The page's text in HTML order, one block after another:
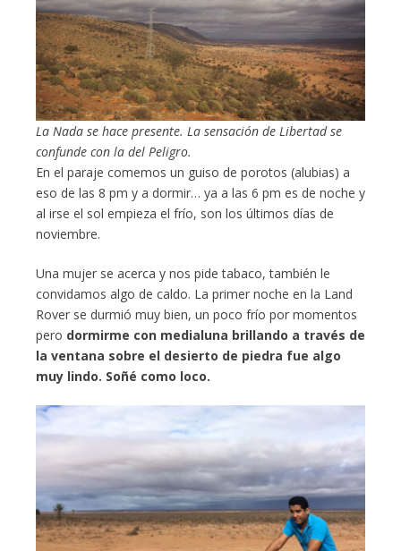
La Nada se hace presente. La sensación de Libertad se
confunde con la del Peligro.
En el paraje comemos un guiso de porotos (alubias) a
eso de las 8 pm y a dormir… ya a las 6 pm es de noche y
al irse el sol empieza el frío, son los últimos días de
noviembre.
Una mujer se acerca y nos pide tabaco, también le
convidamos algo de caldo. La primer noche en la Land
Rover se durmió muy bien, un poco frío por momentos
pero dormirme con medialuna brillando a través de
la ventana sobre el desierto de piedra fue algo
muy lindo. Soñé como loco.